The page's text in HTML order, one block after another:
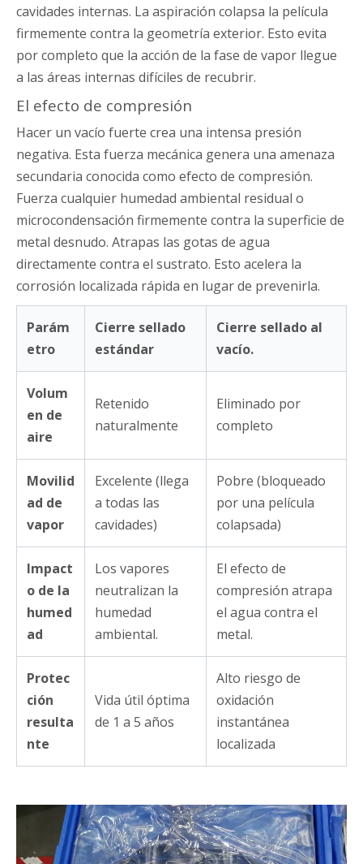
cavidades internas. La aspiración colapsa la película
firmemente contra la geometría exterior. Esto evita
por completo que la acción de la fase de vapor llegue
a las áreas internas difíciles de recubrir.
El efecto de compresión
Hacer un vacío fuerte crea una intensa presión
negativa. Esta fuerza mecánica genera una amenaza
secundaria conocida como efecto de compresión.
Fuerza cualquier humedad ambiental residual o
microcondensación firmemente contra la superficie de
metal desnudo. Atrapas las gotas de agua
directamente contra el sustrato. Esto acelera la
corrosión localizada rápida en lugar de prevenirla.
Parám
etro
Cierre sellado
estándar
Cierre sellado al
vacío.
Volum
en de
aire
Retenido
naturalmente
Eliminado por
completo
Movilid
ad de
vapor
Excelente (llega
a todas las
cavidades)
Pobre (bloqueado
por una película
colapsada)
Impact
o de la
humed
ad
Los vapores
neutralizan la
humedad
ambiental.
El efecto de
compresión atrapa
el agua contra el
metal.
Protec
ción
resulta
nte
Vida útil óptima
de 1 a 5 años
Alto riesgo de
oxidación
instantánea
localizada